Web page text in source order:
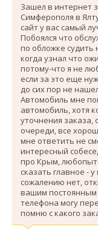
Зашел в интернет
Симферополя в
сайт у вас самый
Побоялся что
по обложке судить
когда узнал что
потому-что я не
если за это еще
до сих пор не
Автомобиль мне
автомобиль, хотя
уточнения заказа,
очереди, все
мне ответить не
интересный
про Крым,
сказать главное -
сожалению нет,
вашим постоянным
телефона могу
помню с какого